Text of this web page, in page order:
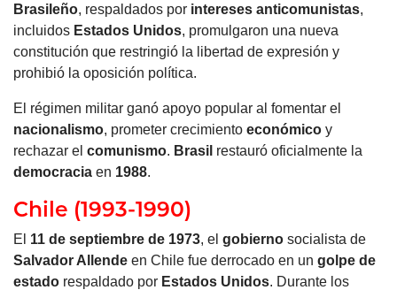
Brasileño, respaldados por intereses anticomunistas,
incluidos Estados Unidos, promulgaron una nueva
constitución que restringió la libertad de expresión y
prohibió la oposición política.
El régimen militar ganó apoyo popular al fomentar el
nacionalismo, prometer crecimiento económico y
rechazar el comunismo. Brasil restauró oficialmente la
democracia en 1988.
Chile (1993-1990)
El 11 de septiembre de 1973, el gobierno socialista de
Salvador Allende en Chile fue derrocado en un golpe de
estado respaldado por Estados Unidos. Durante los